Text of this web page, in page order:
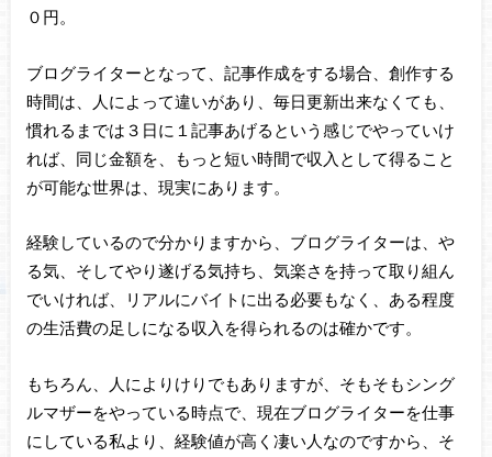
０円。
ブログライターとなって、記事作成をする場合、創作する
時間は、人によって違いがあり、毎日更新出来なくても、
慣れるまでは３日に１記事あげるという感じでやっていけ
れば、同じ金額を、もっと短い時間で収入として得ること
が可能な世界は、現実にあります。
経験しているので分かりますから、ブログライターは、や
る気、そしてやり遂げる気持ち、気楽さを持って取り組ん
でいければ、リアルにバイトに出る必要もなく、ある程度
の生活費の足しになる収入を得られるのは確かです。
もちろん、人によりけりでもありますが、そもそもシング
ルマザーをやっている時点で、現在ブログライターを仕事
にしている私より、経験値が高く凄い人なのですから、そ